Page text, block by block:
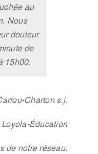
au
Nous
douleur
de
15h00.
Charton s.j.
Éducation
de notre réseau.